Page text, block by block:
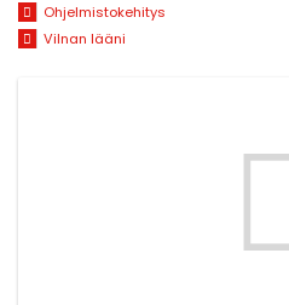
Ohjelmistokehitys
Vilnan lääni